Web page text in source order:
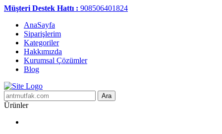
Müşteri Destek Hattı : 908506401824
AnaSayfa
Siparişlerim
Kategoriler
Hakkımızda
Kurumsal Çözümler
Blog
Ara
Ürünler